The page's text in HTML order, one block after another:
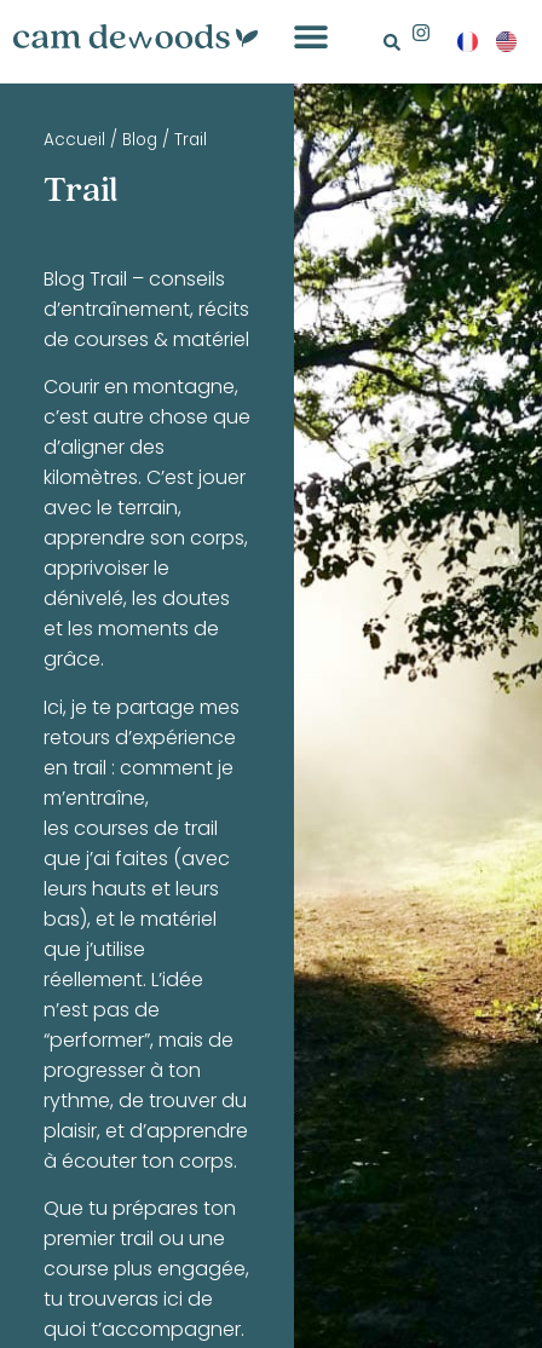
Accueil / Blog / Trail
Trail
Blog Trail – conseils
d’entraînement, récits
de courses & matériel
Courir en montagne,
c’est autre chose que
d’aligner des
kilomètres. C’est jouer
avec le terrain,
apprendre son corps,
apprivoiser le
dénivelé, les doutes
et les moments de
grâce.
Ici, je te partage mes
retours d’expérience
en trail : comment je
m’entraîne,
les courses de trail
que j’ai faites (avec
leurs hauts et leurs
bas), et le matériel
que j’utilise
réellement. L’idée
n’est pas de
“performer”, mais de
progresser à ton
rythme, de trouver du
plaisir, et d’apprendre
à écouter ton corps.
Que tu prépares ton
premier trail ou une
course plus engagée,
tu trouveras ici de
quoi t’accompagner.